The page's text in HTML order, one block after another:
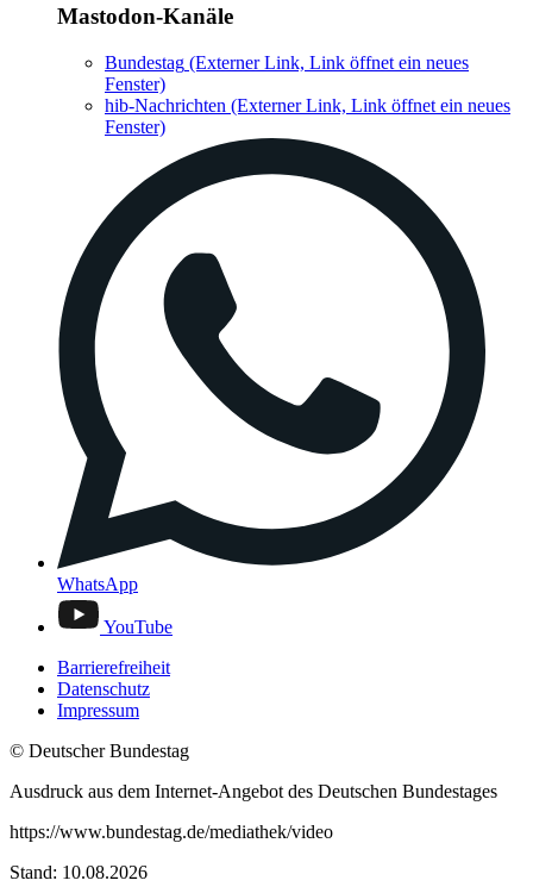
Mastodon-Kanäle
Bundestag (Externer Link, Link öffnet ein neues
Fenster)
hib-Nachrichten (Externer Link, Link öffnet ein neues
Fenster)
WhatsApp
YouTube
Barrierefreiheit
Datenschutz
Impressum
© Deutscher Bundestag
Ausdruck aus dem Internet-Angebot des Deutschen Bundestages
https://www.bundestag.de/mediathek/video
Stand: 10.08.2026